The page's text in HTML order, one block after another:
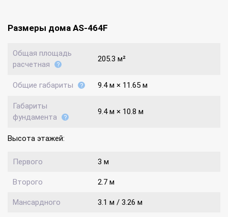
Размеры дома AS-464F
Общая площадь
расчетная
205.3 м²
Общие габариты 9.4 м × 11.65 м
Габариты
фундамента
9.4 м × 10.8 м
Высота этажей:
Первого 3 м
Второго 2.7 м
Мансардного 3.1 м / 3.26 м